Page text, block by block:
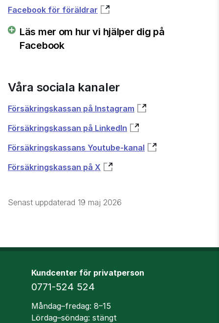
Facebook för föräldrar
Läs mer om hur vi hjälper dig på
Facebook
Våra sociala kanaler
Försäkringskassan på Instagram
Försäkringskassan på LinkedIn
Försäkringskassans Youtube-kanal
Försäkringskassan på X
Senast uppdaterad 19 maj 2026
Kundcenter för privatperson
Telefon
0771-524 524
Öppettider
Måndag–fredag: 8–15
Lördag–söndag: stängt